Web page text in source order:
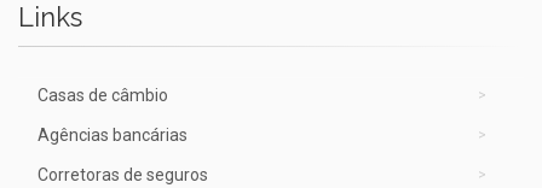
Links
Casas de câmbio
Agências bancárias
Corretoras de seguros